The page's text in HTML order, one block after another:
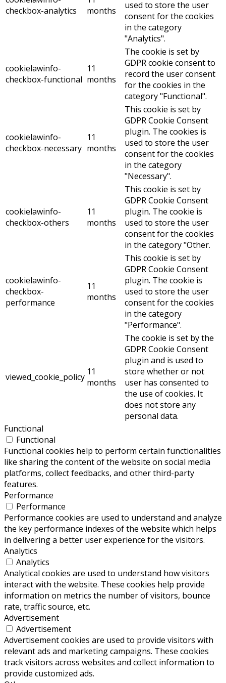
checkbox-analytics
months
used to store the user
consent for the cookies
in the category
"Analytics".
cookielawinfo-
checkbox-functional
11
months
The cookie is set by
GDPR cookie consent to
record the user consent
for the cookies in the
category "Functional".
cookielawinfo-
checkbox-necessary
11
months
This cookie is set by
GDPR Cookie Consent
plugin. The cookies is
used to store the user
consent for the cookies
in the category
"Necessary".
cookielawinfo-
checkbox-others
11
months
This cookie is set by
GDPR Cookie Consent
plugin. The cookie is
used to store the user
consent for the cookies
in the category "Other.
cookielawinfo-
checkbox-
performance
11
months
This cookie is set by
GDPR Cookie Consent
plugin. The cookie is
used to store the user
consent for the cookies
in the category
"Performance".
viewed_cookie_policy 11
months
The cookie is set by the
GDPR Cookie Consent
plugin and is used to
store whether or not
user has consented to
the use of cookies. It
does not store any
personal data.
Functional
Functional
Functional cookies help to perform certain functionalities
like sharing the content of the website on social media
platforms, collect feedbacks, and other third-party
features.
Performance
Performance
Performance cookies are used to understand and analyze
the key performance indexes of the website which helps
in delivering a better user experience for the visitors.
Analytics
Analytics
Analytical cookies are used to understand how visitors
interact with the website. These cookies help provide
information on metrics the number of visitors, bounce
rate, traffic source, etc.
Advertisement
Advertisement
Advertisement cookies are used to provide visitors with
relevant ads and marketing campaigns. These cookies
track visitors across websites and collect information to
provide customized ads.